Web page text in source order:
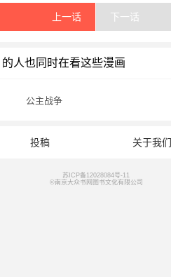
上一话 下一话
人也同时在看这些漫画
公主战争
投稿 关于我们
苏ICP备12028084号-11
©南京大众书网图书文化有限公司